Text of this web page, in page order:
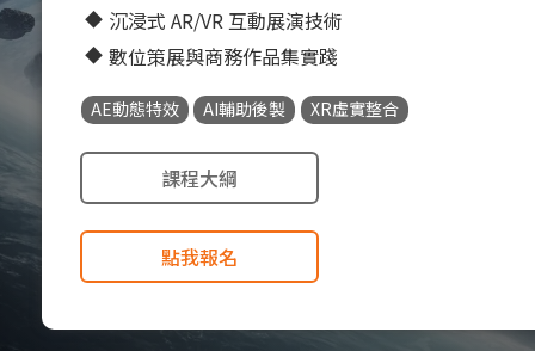
沉浸式 AR/VR 互動展演技術
數位策展與商務作品集實踐
AE動態特效 AI輔助後製 XR虛實整合
課程大綱
點我報名